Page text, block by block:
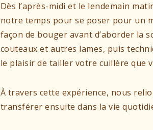
Dès l’après-midi et le lendemain
notre temps pour se poser pour un
façon de bouger avant d’aborder la
couteaux et autres lames, puis
le plaisir de tailler votre cuillère que
À travers cette expérience, nous
transférer ensuite dans la vie